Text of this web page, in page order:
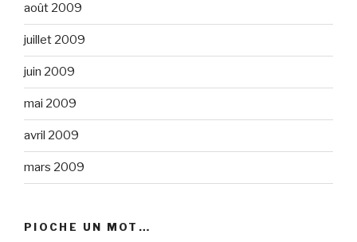
août 2009
juillet 2009
juin 2009
mai 2009
avril 2009
mars 2009
PIOCHE UN MOT…